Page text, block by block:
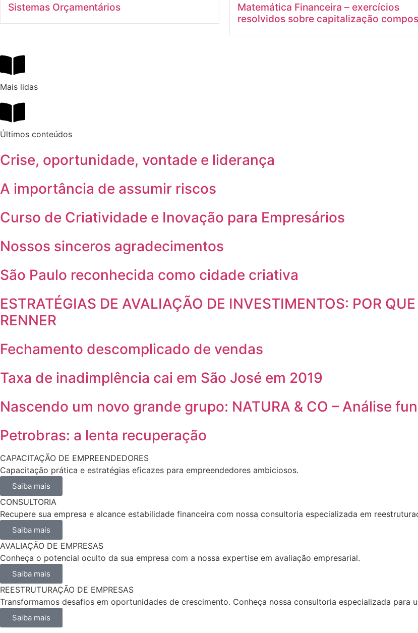
Sistemas Orçamentários
Matemática Financeira – exercícios
resolvidos sobre capitalização
Mais lidas
Últimos conteúdos
Crise, oportunidade, vontade e liderança
A importância de assumir riscos
Curso de Criatividade e Inovação para Empresários
Nossos sinceros agradecimentos
São Paulo reconhecida como cidade criativa
ESTRATÉGIAS DE AVALIAÇÃO DE INVESTIMENTOS: POR
RENNER
Fechamento descomplicado de vendas
Taxa de inadimplência cai em São José em 2019
Nascendo um novo grande grupo: NATURA & CO – Análise
Petrobras: a lenta recuperação
CAPACITAÇÃO DE EMPREENDEDORES
Capacitação prática e estratégias eficazes para empreendedores ambiciosos.
Saiba mais
CONSULTORIA
Recupere sua empresa e alcance estabilidade financeira com nossa consultoria especializada em
Saiba mais
AVALIAÇÃO DE EMPRESAS
Conheça o potencial oculto da sua empresa com a nossa expertise em avaliação empresarial.
Saiba mais
REESTRUTURAÇÃO DE EMPRESAS
Transformamos desafios em oportunidades de crescimento. Conheça nossa consultoria especializada para
Saiba mais